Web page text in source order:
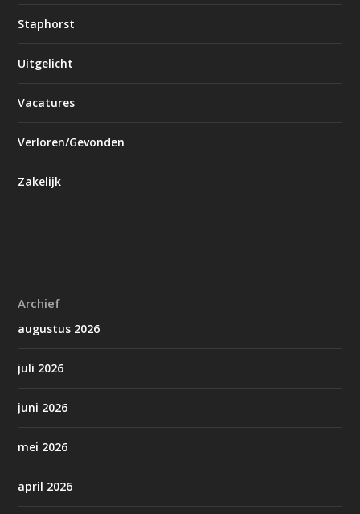
Staphorst
Uitgelicht
Vacatures
Verloren/Gevonden
Zakelijk
Archief
augustus 2026
juli 2026
juni 2026
mei 2026
april 2026